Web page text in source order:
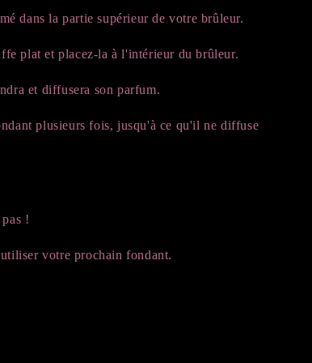
dans la partie supérieur de votre brûleur.
plat et placez-la à l'intérieur du brûleur.
et diffusera son parfum.
plusieurs fois, jusqu'à ce qu'il ne diffuse
!
votre prochain fondant.